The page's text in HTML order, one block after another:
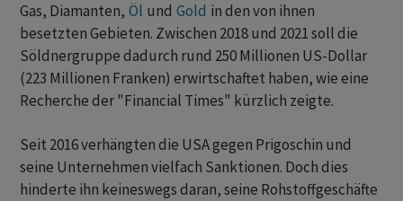
Gas, Diamanten, Öl und Gold in den von ihnen
besetzten Gebieten. Zwischen 2018 und 2021 soll die
Söldnergruppe dadurch rund 250 Millionen US-Dollar
(223 Millionen Franken) erwirtschaftet haben, wie eine
Recherche der "Financial Times" kürzlich zeigte.
Seit 2016 verhängten die USA gegen Prigoschin und
seine Unternehmen vielfach Sanktionen. Doch dies
hinderte ihn keineswegs daran, seine Rohstoffgeschäfte